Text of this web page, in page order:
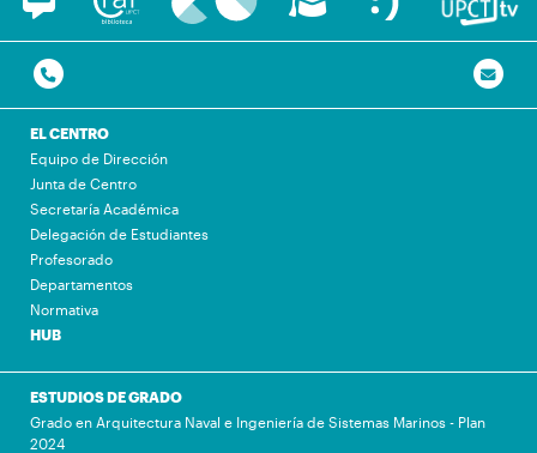
EL CENTRO
Equipo de Dirección
Junta de Centro
Secretaría Académica
Delegación de Estudiantes
Profesorado
Departamentos
Normativa
HUB
ESTUDIOS DE GRADO
Grado en Arquitectura Naval e Ingeniería de Sistemas Marinos - Plan
2024